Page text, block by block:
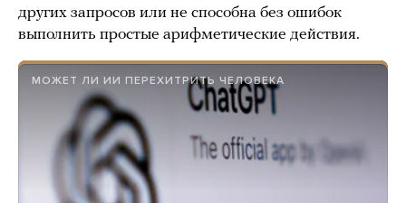
других запросов или не способна без ошибок
выполнить простые арифметические действия.
МОЖЕТ ЛИ ИИ ПЕРЕХИТРИТЬ ЧЕЛОВЕКА